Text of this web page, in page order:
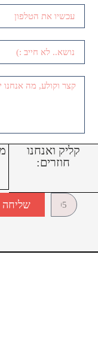
קליק ואנחנו
חוזרים:
שליחה